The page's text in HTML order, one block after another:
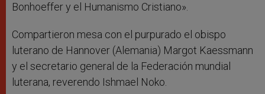
Bonhoeffer y el Humanismo Cristiano».
Compartieron mesa con el purpurado el obispo
luterano de Hannover (Alemania) Margot Kaessmann
y el secretario general de la Federación mundial
luterana, reverendo Ishmael Noko.